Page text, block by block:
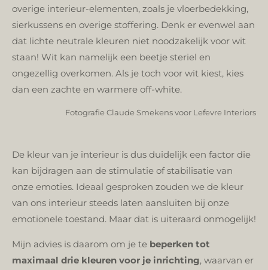
overige interieur-elementen, zoals je vloerbedekking,
sierkussens en overige stoffering. Denk er evenwel aan
dat lichte neutrale kleuren niet noodzakelijk voor wit
staan! Wit kan namelijk een beetje steriel en
ongezellig overkomen. Als je toch voor wit kiest, kies
dan een zachte en warmere off-white.
Fotografie Claude Smekens voor Lefevre Interiors
De kleur van je interieur is dus duidelijk een factor die
kan bijdragen aan de stimulatie of stabilisatie van
onze emoties. Ideaal gesproken zouden we de kleur
van ons interieur steeds laten aansluiten bij onze
emotionele toestand. Maar dat is uiteraard onmogelijk!
Mijn advies is daarom om je te beperken tot
maximaal drie kleuren voor je inrichting, waarvan er